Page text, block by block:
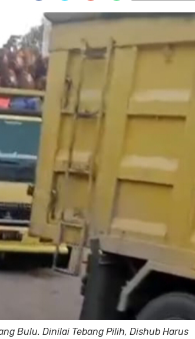
Bulu. Dinilai Tebang Pilih, Dishub Harus